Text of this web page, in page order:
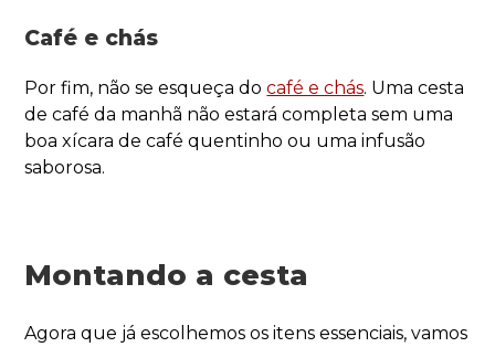
Café e chás
Por fim, não se esqueça docafé e chás. Uma cesta
de café da manhã não estará completa sem uma
boa xícara de café quentinho ou uma infusão
saborosa.
Montando a cesta
Agora que já escolhemos os itens essenciais, vamos